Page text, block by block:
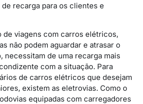
recarga para os clientes e
de viagens com carros elétricos,
não podem aguardar e atrasar o
necessitam de uma recarga mais
com a situação. Para
de carros elétricos que desejam
existem as eletrovias. Como o
equipadas com carregadores